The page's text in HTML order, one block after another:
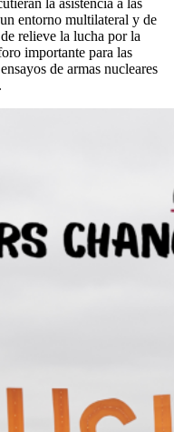
la asistencia a las
entorno multilateral y de
relieve la lucha por la
importante para las
de armas nucleares